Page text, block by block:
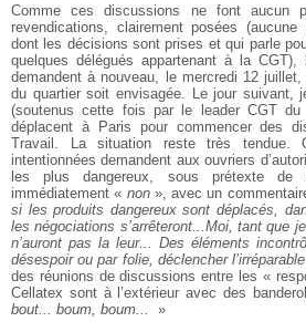
Comme ces discussions ne font aucun
revendications, clairement posées
dont les décisions sont prises et qui parle
quelques délégués appartenant à la
demandent à nouveau, le mercredi 12 juillet,
du quartier soit envisagée. Le jour suivant,
(soutenus cette fois par le leader CGT
déplacent à Paris pour commencer des
Travail. La situation reste très tendue.
intentionnées demandent aux ouvriers
les plus dangereux, sous prétexte de
immédiatement « non», avec un
si les produits dangereux sont déplacés,
les négociations s’arrêteront...Moi, tant que
n’auront pas la leur... Des éléments
désespoir ou par folie, déclencher l’irréparable
des réunions de discussions entre les «
Cellatex sont à l’extérieur avec des
bout... boum, boum...
»